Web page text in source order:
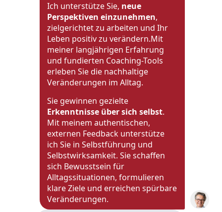
Ich unterstütze Sie, neue
Perspektiven einzunehmen,
zielgerichtet zu arbeiten und Ihr
Leben positiv zu verändern.Mit
meiner langjährigen Erfahrung
und fundierten Coaching-Tools
erleben Sie die nachhaltige
Veränderungen im Alltag.
Sie gewinnen gezielte
Erkenntnisse über sich selbst.
Mit meinem authentischen,
externen Feedback unterstütze
ich Sie in Selbstführung und
Selbstwirksamkeit. Sie schaffen
sich Bewusstsein für
Alltagssituationen, formulieren
klare Ziele und erreichen spürbare
Veränderungen.